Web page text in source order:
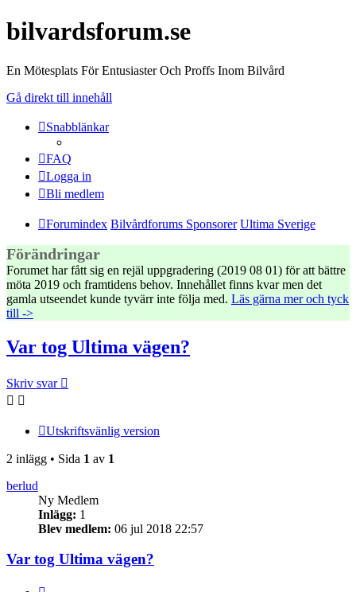
bilvardsforum.se
En Mötesplats För Entusiaster Och Proffs Inom Bilvård
Gå direkt till innehåll
Snabblänkar
FAQ
Logga in
Bli medlem
Forumindex Bilvårdforums Sponsorer Ultima Sverige
Förändringar
Forumet har fått sig en rejäl uppgradering (2019 08 01) för att bättre
möta 2019 och framtidens behov. Innehållet finns kvar men det
gamla utseendet kunde tyvärr inte följa med. Läs gärna mer och tyck
till ->
Var tog Ultima vägen?
Skriv svar
Utskriftsvänlig version
2 inlägg • Sida 1 av 1
berlud
Ny Medlem
Inlägg: 1
Blev medlem: 06 jul 2018 22:57
Var tog Ultima vägen?